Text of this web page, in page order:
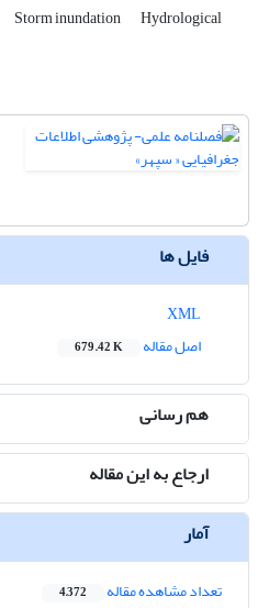
Storm inundation Hydrological
فایل ها
اصل مقاله
679.42 K
هم رسانی
ارجاع به این مقاله
آمار
تعداد مشاهده مقاله 4,372